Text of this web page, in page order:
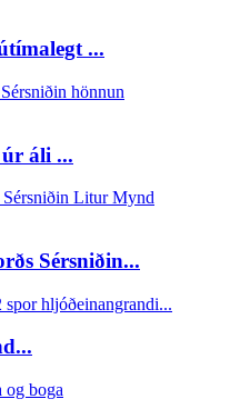
...
áli ...
Sérsniðin...